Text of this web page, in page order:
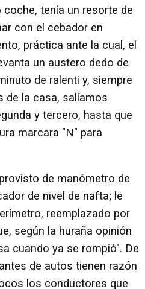
tenía un resorte de
con el cebador en
práctica ante la cual, el
un austero dedo de
de ralenti y, siempre
de la casa, salíamos
y tercero, hasta que
marcara "N" para
de manómetro de
de nivel de nafta; le
reemplazado por
según la huraña opinión
cuando ya se rompió". De
de autos tienen razón
los conductores que